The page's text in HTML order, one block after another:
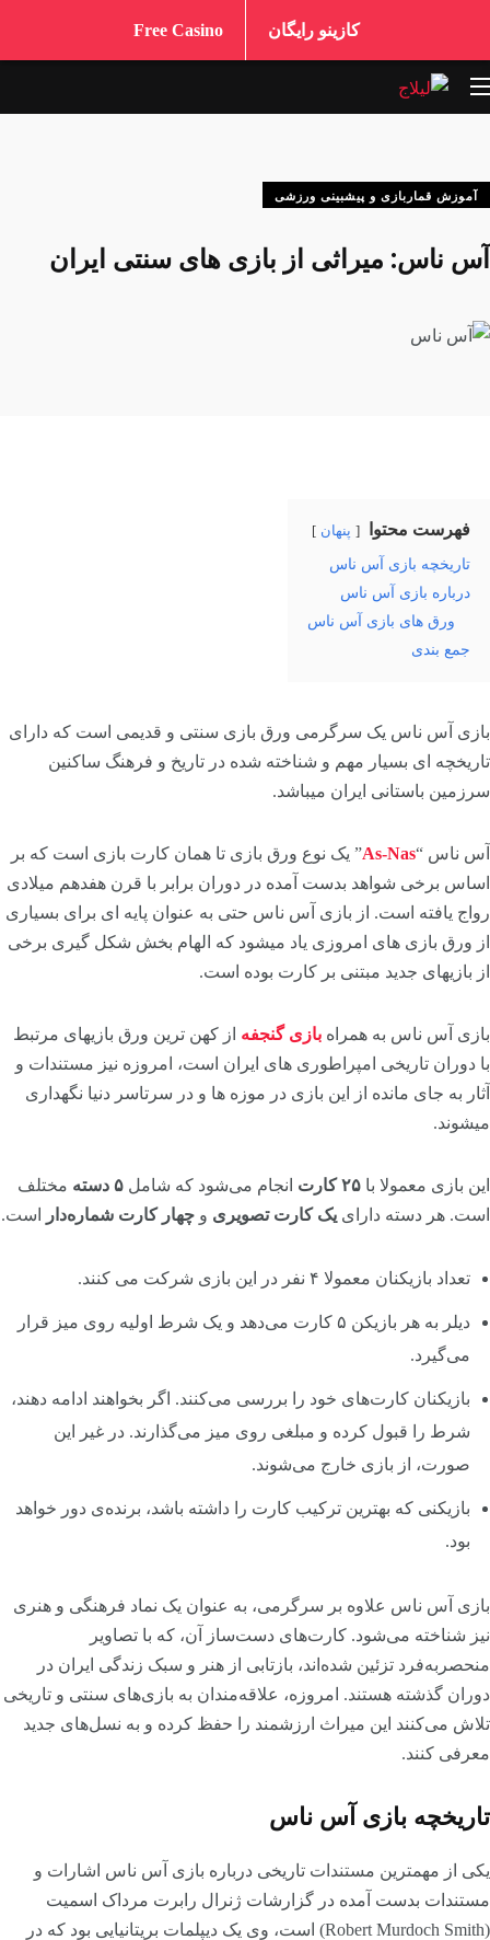
کازینو رایگان Free Casino
آموزش قماربازی و پیشبینی ورزشی
آس ناس: میراثی از بازی‌ های سنتی ایران
فهرست محتوا پنهان
تاریخچه بازی آس ناس
درباره بازی آس ناس
ورق های بازی آس ناس
جمع بندی
بازی آس ناس یک سرگرمی ورق بازی سنتی و قدیمی است که دارای
تاریخچه ای بسیار مهم و شناخته شده در تاریخ و فرهنگ ساکنین
سرزمین باستانی ایران میباشد.
آس ناس “As-Nas” یک نوع ورق بازی تا همان کارت بازی است که بر
اساس برخی شواهد بدست آمده در دوران برابر با قرن هفدهم میلادی
رواج یافته است. از بازی آس ناس حتی به عنوان پایه ای برای بسیاری
از ورق بازی های امروزی یاد میشود که الهام بخش شکل گیری برخی
از بازیهای جدید مبتنی بر کارت بوده است.
بازی آس ناس به همراه بازی گنجفه از کهن ترین ورق بازیهای مرتبط
با دوران تاریخی امپراطوری های ایران است، امروزه نیز مستندات و
آثار به جای مانده از این بازی در موزه ها و در سرتاسر دنیا نگهداری
میشوند.
این بازی معمولا با ۲۵ کارت انجام می‌شود که شامل ۵ دسته
مختلف
است. هر دسته دارای یک کارت تصویری و چهار کارت شماره‌دار است.
تعداد بازیکنان معمولا ۴ نفر در این بازی شرکت می‌ کنند.
دیلر به هر بازیکن ۵ کارت می‌دهد و یک شرط اولیه روی میز قرار
می‌گیرد.
بازیکنان کارت‌های خود را بررسی می‌کنند. اگر بخواهند ادامه دهند،
شرط را قبول کرده و مبلغی روی میز می‌گذارند. در غیر این
صورت، از بازی خارج می‌شوند.
بازیکنی که بهترین ترکیب کارت‌ را داشته باشد، برنده‌ی دور خواهد
بود.
بازی آس ناس علاوه بر سرگرمی، به عنوان یک نماد فرهنگی و هنری
نیز شناخته می‌شود. کارت‌های دست‌ساز آن، که با تصاویر
منحصر‌به‌فرد تزئین شده‌اند، بازتابی از هنر و سبک زندگی ایران در
دوران گذشته هستند. امروزه، علاقه‌مندان به بازی‌های سنتی و تاریخی
تلاش می‌کنند این میراث ارزشمند را حفظ کرده و به نسل‌های جدید
معرفی کنند.
تاریخچه بازی آس ناس
یکی از مهمترین مستندات تاریخی درباره بازی آس ناس اشارات و
مستندات بدست آمده در گزارشات ژنرال رابرت مرداک اسمیت
(Robert Murdoch Smith) است، وی یک دیپلمات بریتانیایی بود که در